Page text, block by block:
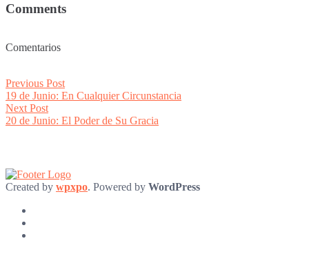
Comments
Comentarios
Post
navigation
Previous PostPrevious
post:
19 de Junio: En Cualquier Circunstancia
Next PostNext
post:
20 de Junio: El Poder de Su Gracia
Created by wpxpo. Powered by WordPress